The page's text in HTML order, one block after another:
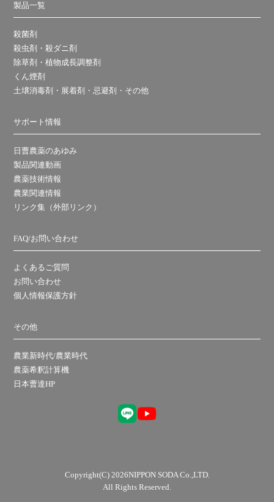
製品一覧
殺菌剤
殺虫剤・殺ダニ剤
除草剤・植物成長調整剤
くん煙剤
土壌消毒剤・展着剤・忌避剤・その他
サポート情報
日曹農薬のあゆみ
製品関連動画
農薬技術情報
農業関連情報
リンク集（外部リンク）
FAQ/お問い合わせ
よくあるご質問
お問い合わせ
個人情報保護方針
その他
農業新時代/農業時代
農薬希釈計算機
日本曹達HP
Copyright(C) 2026NIPPON SODA Co.,LTD.
All Rights Reserved.